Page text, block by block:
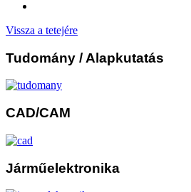
Vissza a tetejére
Tudomány / Alapkutatás
CAD/CAM
Járműelektronika